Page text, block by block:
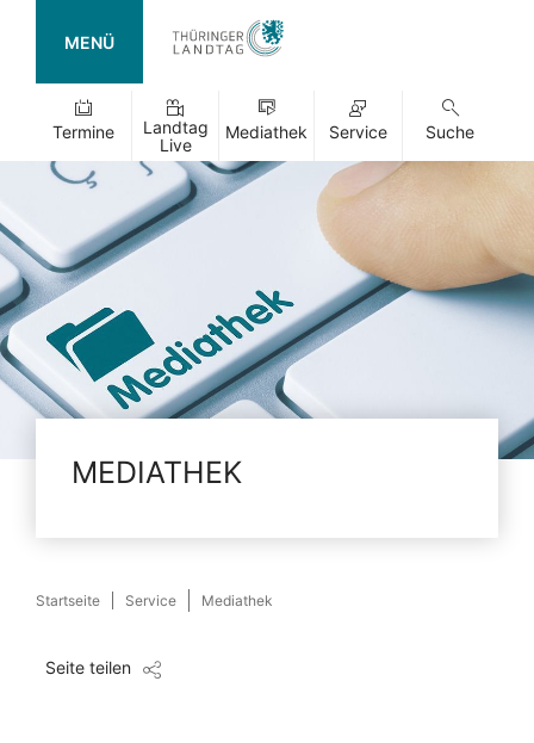
MENÜ
Termine
Landtag
Live
Mediathek Service Suche
MEDIATHEK
Startseite Service Mediathek
Seite teilen